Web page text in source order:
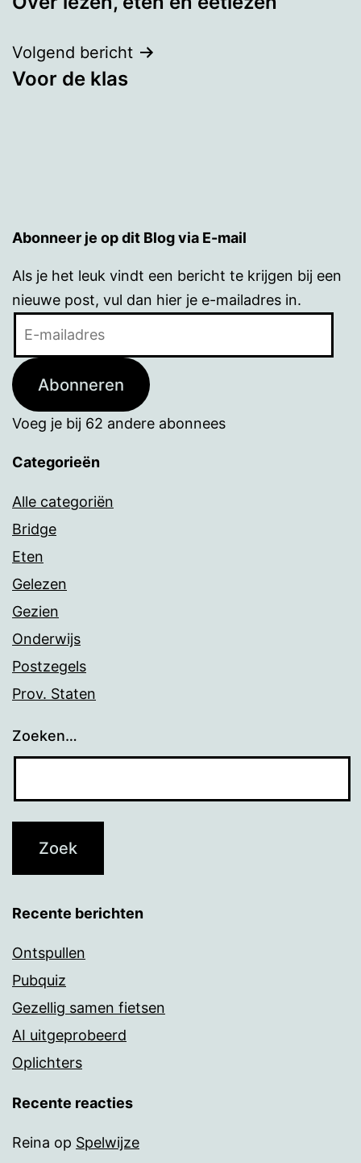
navigatie
Volgend bericht
Voor de klas
Abonneer je op dit Blog via E-mail
Als je het leuk vindt een bericht te krijgen bij een
nieuwe post, vul dan hier je e-mailadres in.
Abonneren
Voeg je bij 62 andere abonnees
Categorieën
Alle categoriën
Bridge
Eten
Gelezen
Gezien
Onderwijs
Postzegels
Prov. Staten
Zoeken…
Recente berichten
Ontspullen
Pubquiz
Gezellig samen fietsen
AI uitgeprobeerd
Oplichters
Recente reacties
Reina op Spelwijze